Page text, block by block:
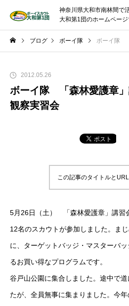
神奈川県大和市南林間で
大和第1団のホームペー
ブログ ボーイ隊 ボーイ隊 「森
2012.05.26
ボーイ隊 「森林愛護章
観察実習会
この記事のタイトルと
5月26日（土） 「森林愛護章」講習
12名のスカウトが参加しました。ま
に、ターゲットバッジ・マスターバ
るお買い得なプログラムです。
谷戸山公園に集合しました。途中で
たが、全員無事に集まりました。今